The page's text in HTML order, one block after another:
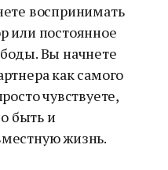
воспринимать
или постоянное
Вы начнете
как самого
чувствуете,
быть и
жизнь.